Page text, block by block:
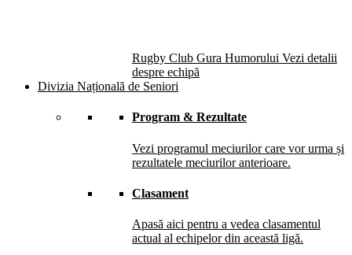
Rugby Club Gura Humorului Vezi detalii
despre echipă
Divizia Națională de Seniori
Program & Rezultate
Vezi programul meciurilor care vor urma și
rezultatele meciurilor anterioare.
Clasament
Apasă aici pentru a vedea clasamentul
actual al echipelor din această ligă.